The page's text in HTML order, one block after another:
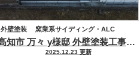
耐候性・美観ともに優れた塗装
高知市 万々 y様邸 外壁塗装工事
2025.12.23 更新
外壁塗装 窯業系サイディング・ALC